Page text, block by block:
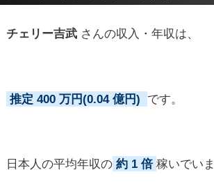
チェリー吉武 さんの収入・年収は、
推定 400 万円(0.04 億円) です。
日本人の平均年収の 約 1 倍 稼いでいま